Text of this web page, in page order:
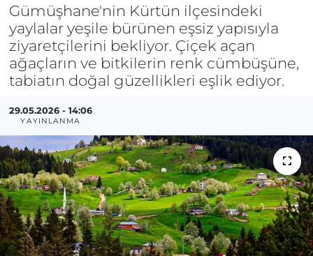
Gümüşhane'nin Kürtün ilçesindeki
yaylalar yeşile bürünen eşsiz yapısıyla
ziyaretçilerini bekliyor. Çiçek açan
ağaçların ve bitkilerin renk cümbüşüne,
tabiatın doğal güzellikleri eşlik ediyor.
29.05.2026 - 14:06
YAYINLANMA
ÖZEL HABER
Son Dakika Haberleri
Haber Arşivi